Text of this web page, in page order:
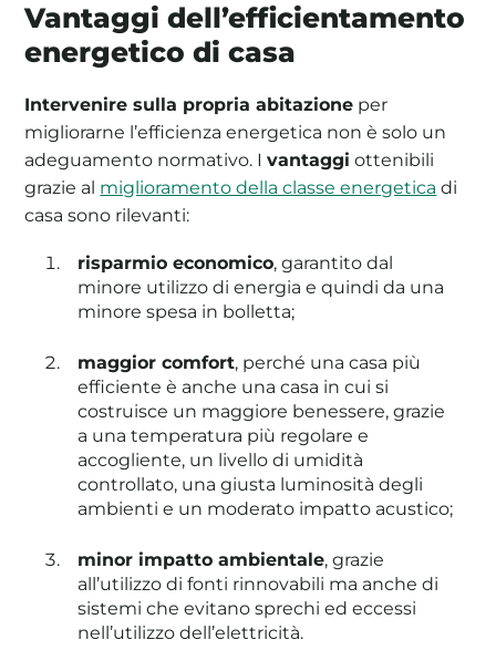
Vantaggi dell’efficientamento
energetico di casa
Intervenire sulla propria abitazione per
migliorarne l’efficienza energetica non è solo un
adeguamento normativo. Ivantaggi ottenibili
grazie al miglioramento della classe energetica di
casa sono rilevanti:
risparmio economico, garantito dal
minore utilizzo di energia e quindi da una
minore spesa in bolletta;
maggior comfort, perché una casa più
efficiente è anche una casa in cui si
costruisce un maggiore benessere, grazie
a una temperatura più regolare e
accogliente, un livello di umidità
controllato, una giusta luminosità degli
ambienti e un moderato impatto acustico;
minor impatto ambientale, grazie
all’utilizzo di fonti rinnovabili ma anche di
sistemi che evitano sprechi ed eccessi
nell’utilizzo dell’elettricità.